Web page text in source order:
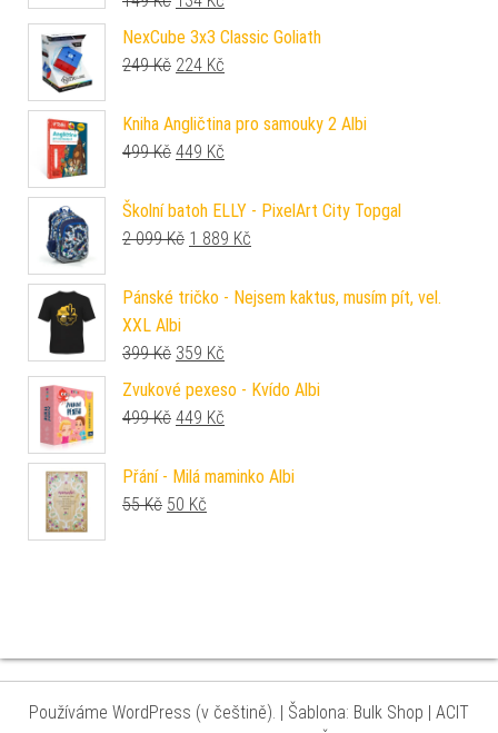
NexCube 3x3 Classic Goliath
249Kč Původní cena byla: 249 Kč.
224 Kč
Kniha Angličtina pro samouky 2 Albi
499Kč Původní cena byla: 499 Kč.
449 Kč
Školní batoh ELLY - PixelArt City Topgal
2 099Kč Původní cena byla: 2 099 Kč.
1 889 Kč
Pánské tričko - Nejsem kaktus, musím pít, vel.
XXL Albi
399Kč Původní cena byla: 399 Kč.
359 Kč
Zvukové pexeso - Kvído Albi
499Kč Původní cena byla: 499 Kč.
449 Kč
Přání - Milá maminko Albi
55Kč Původní cena byla: 55 Kč.
50 Kč
Používáme WordPress (v češtině). Šablona: Bulk Shop
| ACIT